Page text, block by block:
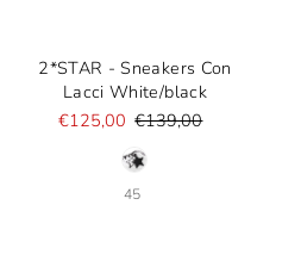
2*STAR - Sneakers Con
Lacci White/black
€125,00 €139,00
45